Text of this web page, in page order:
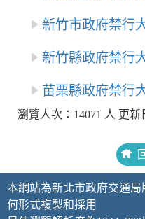
新竹市政府禁行
新竹縣政府禁行
苗栗縣政府禁行
瀏覽人次：14071 人 更新
本網站為新北市政府交通
何形式複製和採用